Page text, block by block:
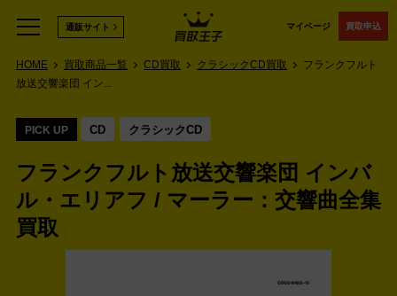
マイページ 買取申込
通販サイト
HOME 買取商品一覧 CD買取 クラシックCD買取
フランクフルト
放送交響楽団 イン...
PICK UP CD クラシックCD
フランクフルト放送交響楽団 インバ
ル・エリアフ / マーラー：交響曲全集
買取